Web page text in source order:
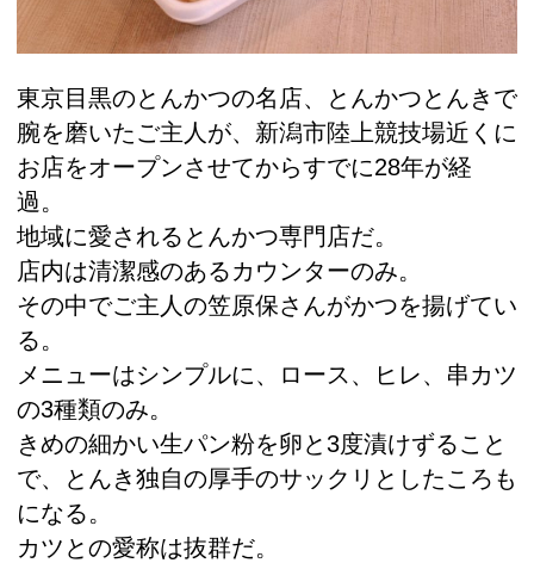
東京目黒のとんかつの名店、とんかつとんきで
腕を磨いたご主人が、新潟市陸上競技場近くに
お店をオープンさせてからすでに28年が経
過。
地域に愛されるとんかつ専門店だ。
店内は清潔感のあるカウンターのみ。
その中でご主人の笠原保さんがかつを揚げてい
る。
メニューはシンプルに、ロース、ヒレ、串カツ
の3種類のみ。
きめの細かい生パン粉を卵と3度漬けずること
で、とんき独自の厚手のサックリとしたころも
になる。
カツとの愛称は抜群だ。